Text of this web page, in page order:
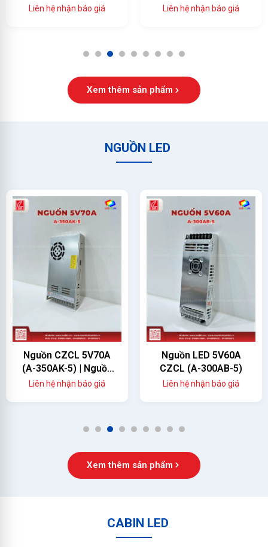
hình LED 12 cổng
Liên hệ nhận báo giá
— 16 Cổng HUB75E,
Liên hệ nhận báo giá
1 2 3 4 5 6 7 8 9
Xem thêm sản phẩm
NGUỒN LED
Nguồn CZCL 5V70A
(A-350AK-5) | Nguồn
Màn Hình LED 350W
Liên hệ nhận báo giá
Nguồn LED 5V60A
CZCL (A-300AB-5)
Liên hệ nhận báo giá
1 2 3 4 5 6 7 8 9
Xem thêm sản phẩm
CABIN LED